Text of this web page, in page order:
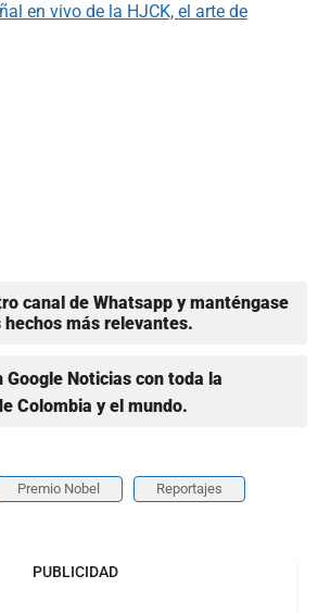
en vivo de la HJCK, el arte de
canal de Whatsapp y manténgase
más relevantes.
Noticias con toda la
Colombia y el mundo.
Premio Nobel Reportajes
PUBLICIDAD